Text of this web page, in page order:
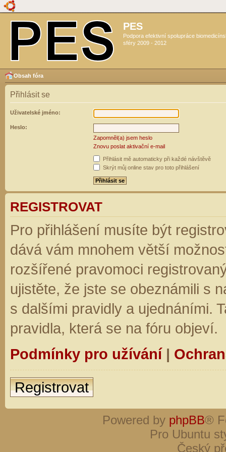
PES
Podpora efektivní spolupráce
sféry 2009 - 2012
Obsah fóra
Přihlásit se
Uživatelské jméno:
Heslo:
Zapomněl(a) jsem heslo
Znovu poslat aktivační e-mail
Přihlásit mě automaticky při každé návštěvě
Skrýt můj online stav pro toto přihlášení
REGISTROVAT
Pro přihlášení musíte být
dává vám mnohem větší
rozšířené pravomoci
ujistěte, že jste se obeznámili s
s dalšími pravidly a ujednáními.
pravidla, která se na fóru objeví.
Podmínky pro užívání|
Registrovat
Powered by phpBB®
Pro Ubuntu
Český